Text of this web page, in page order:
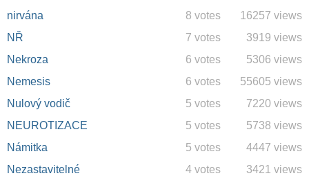
nirvána
16257 views
8 votes
NŘ
3919 views
7 votes
Nekroza
5306 views
6 votes
Nemesis
55605 views
6 votes
Nulový vodič
7220 views
5 votes
NEUROTIZACE
5738 views
5 votes
Námitka
4447 views
5 votes
Nezastavitelné
3421 views
4 votes